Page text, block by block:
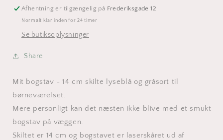
14
cm
lyseblå
gråsort
14
cm
lyseblå
Afhentning er tilgængelig på Frederiksgade 12
Normalt klar inden for 24 timer
Se butiksoplysninger
Share
Mit bogstav - 14 cm skilte lyseblå og gråsort til
børneværelset.
Mere personligt kan det næsten ikke blive med et smukt
bogstav på væggen.
Skiltet er 14 cm og bogstavet er laserskåret ud af